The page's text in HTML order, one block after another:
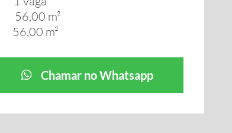
56,00 m²
56,00 m²
Chamar no Whatsapp